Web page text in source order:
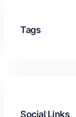
Tags
Social Links